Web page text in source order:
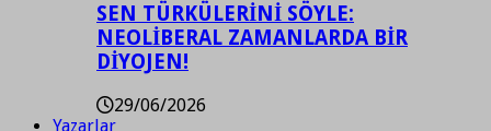
SEN TÜRKÜLERİNİ SÖYLE:
NEOLİBERAL ZAMANLARDA BİR
DİYOJEN!
29/06/2026
Yazarlar